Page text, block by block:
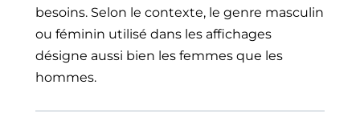
besoins. Selon le contexte, le genre masculin
ou féminin utilisé dans les affichages
désigne aussi bien les femmes que les
hommes.